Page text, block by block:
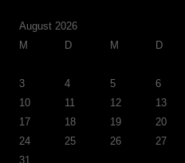
August 2026
M
D M D
3
4 5 6
10
11 12 13
17
18 19 20
24
25 26 27
31